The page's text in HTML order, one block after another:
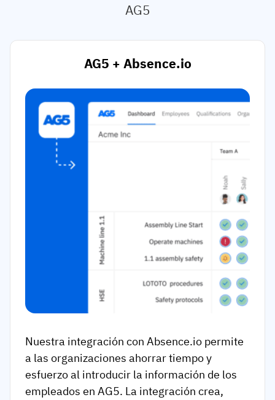
AG5
AG5 + Absence.io
Nuestra integración con Absence.io permite
a las organizaciones ahorrar tiempo y
esfuerzo al introducir la información de los
empleados en AG5. La integración crea,